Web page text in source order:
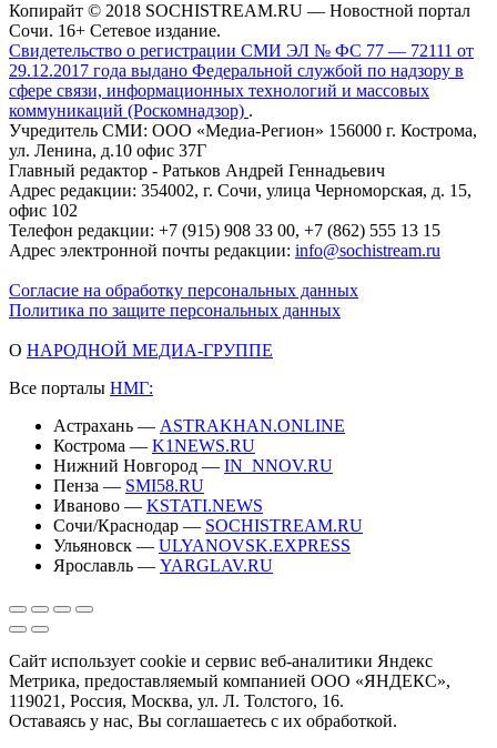
Копирайт © 2018 SOCHISTREAM.RU — Новостной портал
Сочи. 16+ Сетевое издание.
Свидетельство о регистрации СМИ ЭЛ № ФС 77 — 72111 от
29.12.2017 года выдано Федеральной службой по надзору в
сфере связи, информационных технологий и массовых
коммуникаций (Роскомнадзор) .
Учредитель СМИ: ООО «Медиа-Регион» 156000 г. Кострома,
ул. Ленина, д.10 офис 37Г
Главный редактор - Ратьков Андрей Геннадьевич
Адрес редакции: 354002, г. Сочи, улица Черноморская, д. 15,
офис 102
Телефон редакции: +7 (915) 908 33 00, +7 (862) 555 13 15
Адрес электронной почты редакции: info@sochistream.ru
Согласие на обработку персональных данных
Политика по защите персональных данных
О НАРОДНОЙ МЕДИА-ГРУППЕ
Все порталы НМГ:
Астрахань — ASTRAKHAN.ONLINE
Кострома — K1NEWS.RU
Нижний Новгород — IN_NNOV.RU
Пенза — SMI58.RU
Иваново — KSTATI.NEWS
Сочи/Краснодар — SOCHISTREAM.RU
Ульяновск — ULYANOVSK.EXPRESS
Ярославль — YARGLAV.RU
Сайт использует cookie и сервис веб-аналитики Яндекс
Метрика, предоставляемый компанией ООО «ЯНДЕКС»,
119021, Россия, Москва, ул. Л. Толстого, 16.
Оставаясь у нас, Вы соглашаетесь с их обработкой.